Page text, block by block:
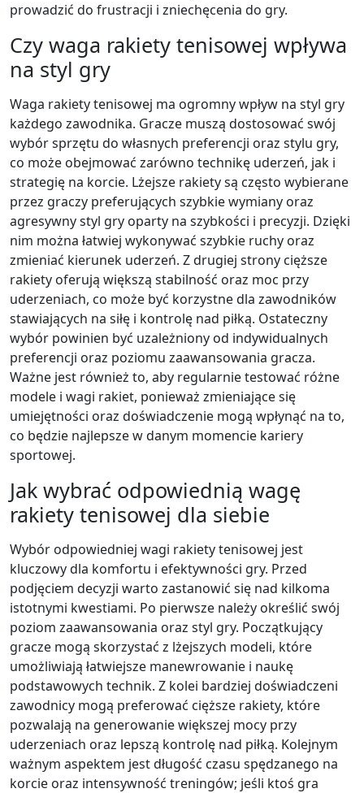
prowadzić do frustracji i zniechęcenia do gry.
Czy waga rakiety tenisowej wpływa
na styl gry
Waga rakiety tenisowej ma ogromny wpływ na styl gry
każdego zawodnika. Gracze muszą dostosować swój
wybór sprzętu do własnych preferencji oraz stylu gry,
co może obejmować zarówno technikę uderzeń, jak i
strategię na korcie. Lżejsze rakiety są często wybierane
przez graczy preferujących szybkie wymiany oraz
agresywny styl gry oparty na szybkości i precyzji. Dzięki
nim można łatwiej wykonywać szybkie ruchy oraz
zmieniać kierunek uderzeń. Z drugiej strony cięższe
rakiety oferują większą stabilność oraz moc przy
uderzeniach, co może być korzystne dla zawodników
stawiających na siłę i kontrolę nad piłką. Ostateczny
wybór powinien być uzależniony od indywidualnych
preferencji oraz poziomu zaawansowania gracza.
Ważne jest również to, aby regularnie testować różne
modele i wagi rakiet, ponieważ zmieniające się
umiejętności oraz doświadczenie mogą wpłynąć na to,
co będzie najlepsze w danym momencie kariery
sportowej.
Jak wybrać odpowiednią wagę
rakiety tenisowej dla siebie
Wybór odpowiedniej wagi rakiety tenisowej jest
kluczowy dla komfortu i efektywności gry. Przed
podjęciem decyzji warto zastanowić się nad kilkoma
istotnymi kwestiami. Po pierwsze należy określić swój
poziom zaawansowania oraz styl gry. Początkujący
gracze mogą skorzystać z lżejszych modeli, które
umożliwiają łatwiejsze manewrowanie i naukę
podstawowych technik. Z kolei bardziej doświadczeni
zawodnicy mogą preferować cięższe rakiety, które
pozwalają na generowanie większej mocy przy
uderzeniach oraz lepszą kontrolę nad piłką. Kolejnym
ważnym aspektem jest długość czasu spędzanego na
korcie oraz intensywność treningów; jeśli ktoś gra